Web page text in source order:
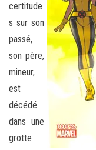
certitude
s sur son
passé,
son père,
mineur,
est
décédé
dans une
grotte